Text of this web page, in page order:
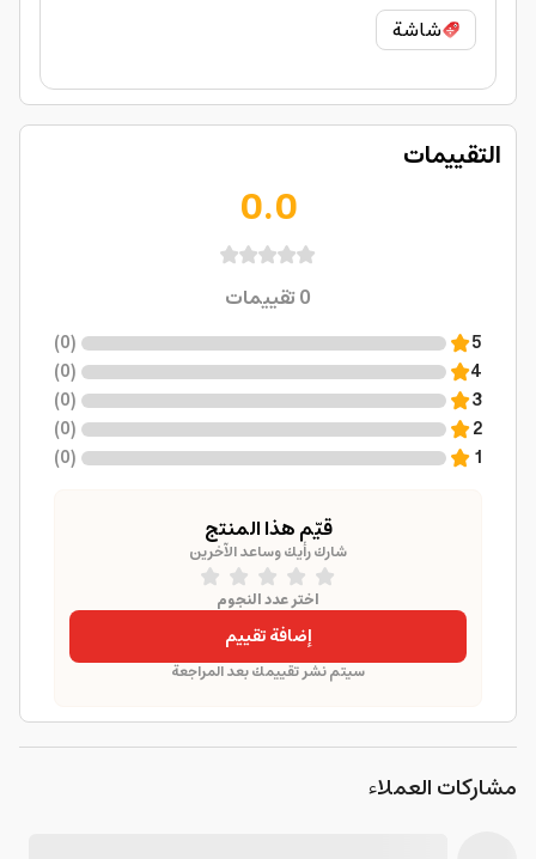
شاشة
التقييمات
0.0
0تقييمات
5
(
0
)
4
(
0
)
3
(
0
)
2
(
0
)
1
(
0
)
قيّم هذا المنتج
شارك رأيك وساعد الآخرين
اختر عدد النجوم
إضافة تقييم
سيتم نشر تقييمك بعد المراجعة
مشاركات العملاء